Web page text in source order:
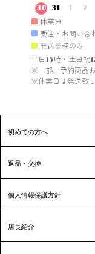
30
31 1 2
■ 休業日
■ 受注・お問い合
■ 発送業務のみ
平日15時・土日祝
※一部、予約商品
※休業日は発送致し
初めての方へ
返品・交換
個人情報保護方針
店長紹介